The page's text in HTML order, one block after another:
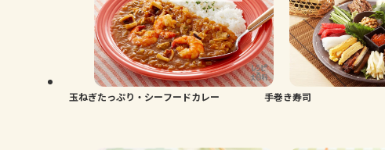
玉ねぎたっぷり・シーフードカレー 手巻き寿司